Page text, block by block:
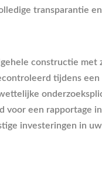
transparantie
constructie met
tijdens
voor een rapportage
investeringen in